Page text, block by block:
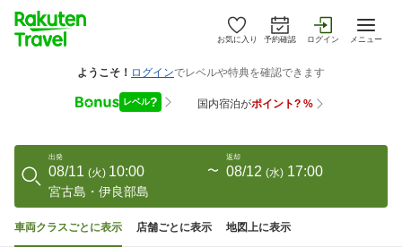
お気に入り 予約確認 ログイン メニュー
出発
08/11 (火) 10:00 〜
返却
08/12 (水) 17:00
宮古島・伊良部島
車両クラスごとに表示 店舗ごとに表示 地図上に表示